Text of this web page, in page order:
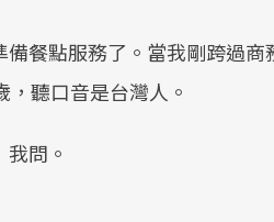
餐點服務了。當我剛跨過
聽口音是台灣人。
問。